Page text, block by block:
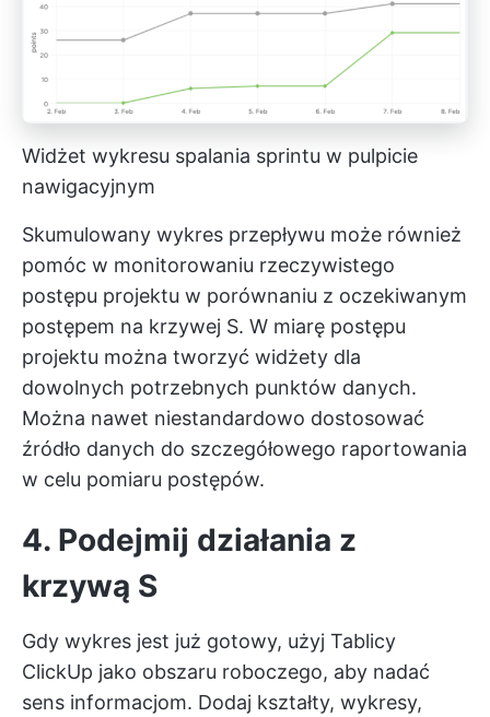
Widżet wykresu spalania sprintu w pulpicie
nawigacyjnym
Skumulowany wykres przepływu może również
pomóc w monitorowaniu rzeczywistego
postępu projektu w porównaniu z oczekiwanym
postępem na krzywej S. W miarę postępu
projektu można tworzyć widżety dla
dowolnych potrzebnych punktów danych.
Można nawet niestandardowo dostosować
źródło danych do szczegółowego raportowania
w celu pomiaru postępów.
4. Podejmij działania z
krzywą S
Gdy wykres jest już gotowy, użyj Tablicy
ClickUp jako obszaru roboczego, aby nadać
sens informacjom. Dodaj kształty, wykresy,